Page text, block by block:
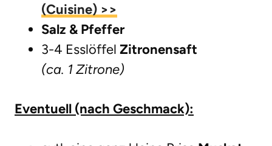
(Cuisine) >>
Salz & Pfeffer
3-4 Esslöffel Zitronensaft
(ca. 1 Zitrone)
Eventuell (nach Geschmack):